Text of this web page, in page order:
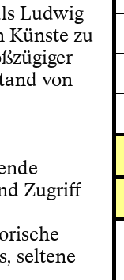
Ludwig
Künste zu
von
Zugriff
seltene